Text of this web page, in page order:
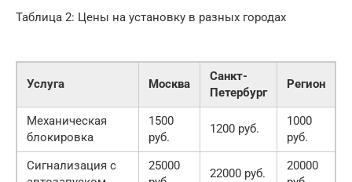
Таблица 2: Цены на установку в разных городах
Услуга Москва
Санкт-
Петербург
Регион
Механическая
блокировка
1500
руб.
1200 руб.
1000
руб.
Сигнализация с
25000
22000 руб.
20000